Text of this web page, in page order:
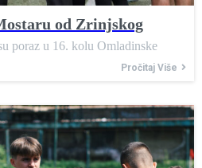
od Zrinjskog
poraz u 16. kolu Omladinske
Pročitaj Više